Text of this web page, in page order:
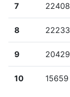
7 22408
8 22233
9 20429
10 15659